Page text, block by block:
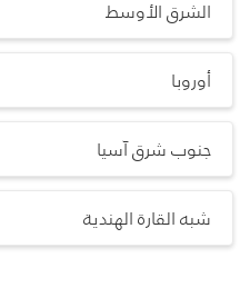
الشرق الأوسط
أوروبا
جنوب شرق آسيا
شبه القارة الهندية